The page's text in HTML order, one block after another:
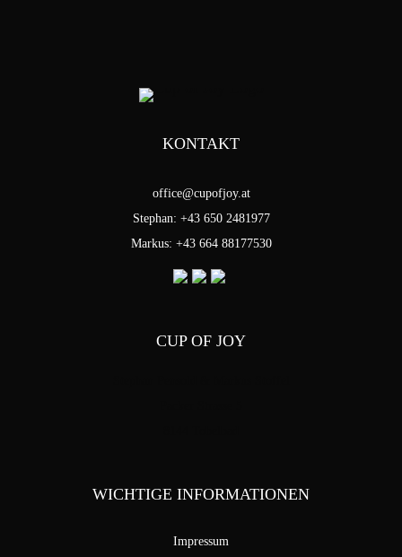
KONTAKT
office@cupofjoy.at
Stephan: +43 650 2481977
Markus: +43 664 88177530
CUP OF JOY
WICHTIGE INFORMATIONEN
Impressum